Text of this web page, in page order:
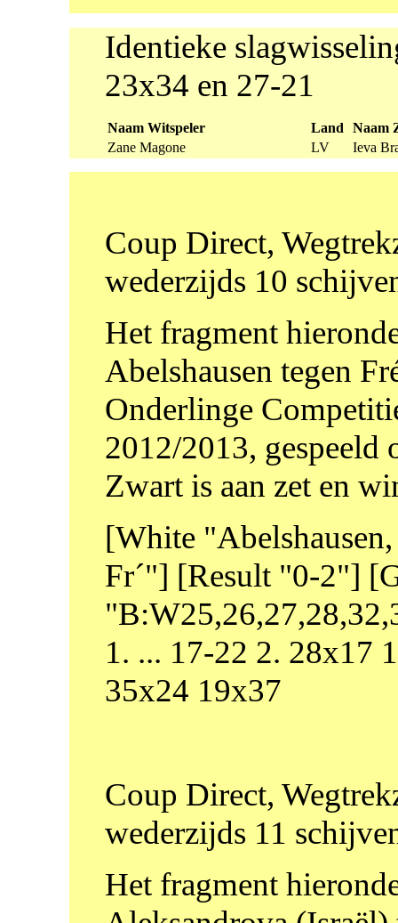
Identieke
23x34 en 27-21
Naam Witspeler Land
Naam
Zane Magone
LV Ieva
Coup Direct,
wederzijds 10
Het fragment
Abelshausen tegen
Onderlinge
2012/2013, gespeeld
Zwart is aan zet en
[White
Fr´"] [Result "0-2"]
1. ... 17-22 2. 28x17
35x24 19x37
Coup Direct,
wederzijds 11
Het fragment